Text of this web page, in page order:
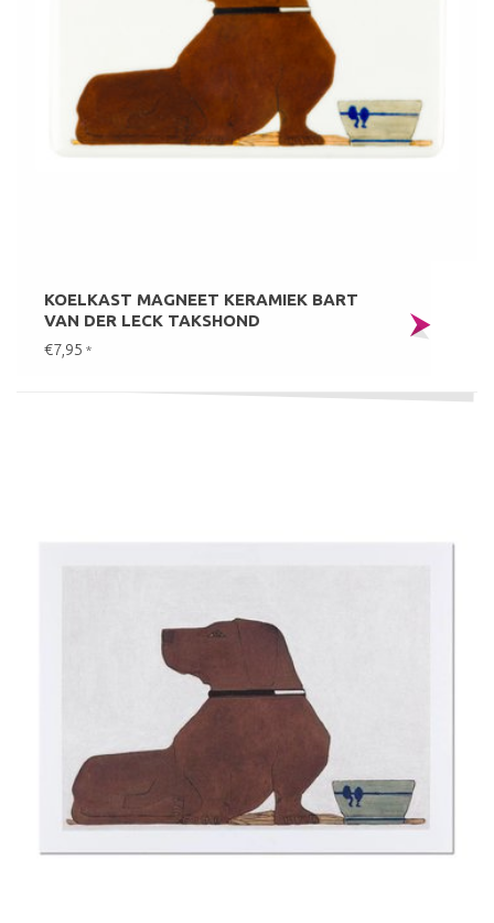
KOELKAST MAGNEET KERAMIEK BART
VAN DER LECK TAKSHOND
€7,95 *